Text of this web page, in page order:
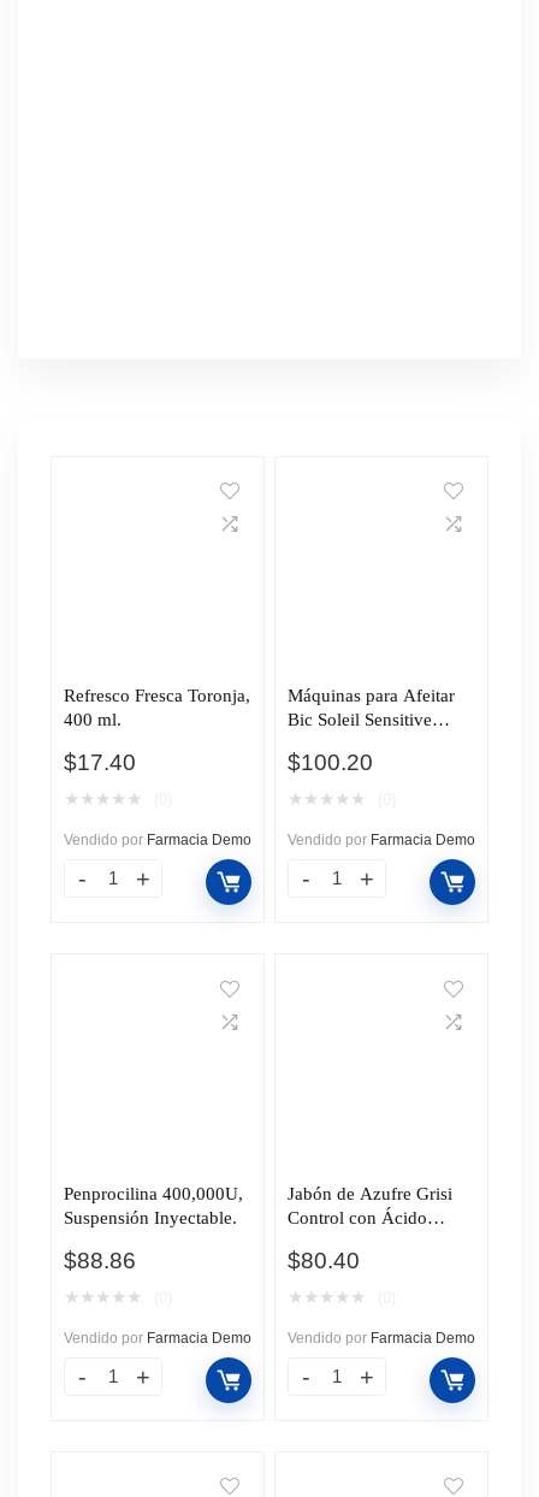
Refresco Fresca Toronja,
400 ml.
$17.40
★ ★ ★ ★ ★
Vendido por Farmacia Demo
Máquinas para Afeitar
Bic Soleil Sensitive
$100.20
★ ★ ★ ★ ★
Vendido por Farmacia Demo
Penprocilina 400,000U,
Suspensión Inyectable.
$88.86
★ ★ ★ ★ ★
Vendido por Farmacia Demo
Jabón de Azufre Grisi
Control con Ácido
$80.40
★ ★ ★ ★ ★
Vendido por Farmacia Demo